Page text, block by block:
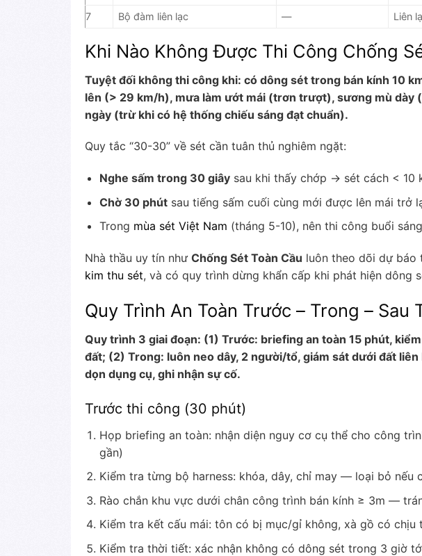
7
Bộ đàm liên lạc — Liên
Khi Nào Không Được Thi Công Chống
Tuyệt đối không thi công khi: có dông sét trong bán kính 10
lên (> 29 km/h), mưa làm ướt mái (trơn trượt), sương mù dày
ngày (trừ khi có hệ thống chiếu sáng đạt chuẩn).
Quy tắc “30-30” về sét cần tuân thủ nghiêm ngặt:
Nghe sấm trong 30 giâysau khi thấy chớp → sét cách < 10
Chờ 30 phútsau tiếng sấm cuối cùng mới được lên mái trở
Trong mùa sét Việt Nam (tháng 5-10), nên thi công buổi
Nhà thầu uy tín như Chống Sét Toàn Cầu luôn theo dõi dự
kim thu sét, và có quy trình dừng khẩn cấp khi phát hiện dông
Quy Trình An Toàn Trước – Trong – Sau
Quy trình 3 giai đoạn: (1) Trước: briefing an toàn 15 phút,
đất; (2) Trong: luôn neo dây, 2 người/tổ, giám sát dưới đất
dọn dụng cụ, ghi nhận sự cố.
Trước thi công (30 phút)
Họp briefing an toàn: nhận diện nguy cơ cụ thể cho công
gần)
Kiểm tra từng bộ harness: khóa, dây, chỉ may — loại bỏ nếu
Rào chắn khu vực dưới chân công trình bán kính ≥ 3m —
Kiểm tra kết cấu mái: tôn có bị mục/gỉ không, xà gồ có chịu
Kiểm tra thời tiết: xác nhận không có dông sét trong 3 giờ